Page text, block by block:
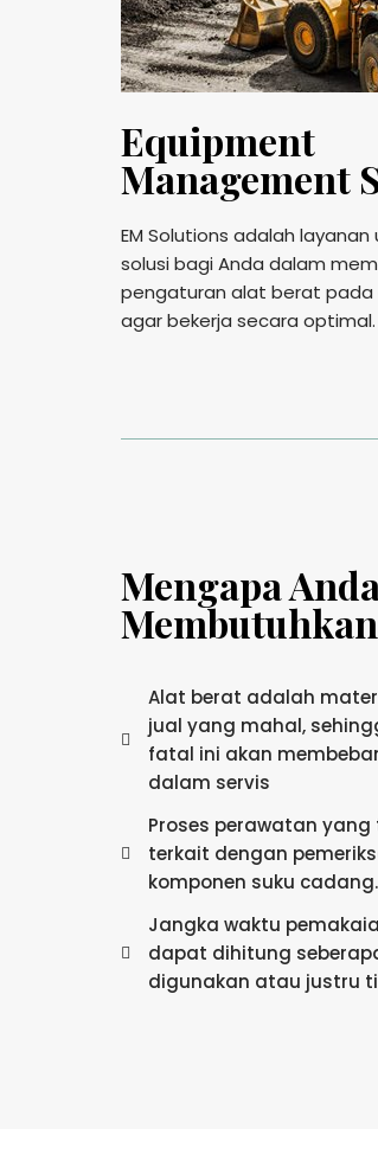
Equipment
Management
EM Solutions adalah
solusi bagi Anda dalam
pengaturan alat berat pada
agar bekerja secara optimal.
Mengapa
Alat berat adalah
jual yang mahal,
fatal ini akan
dalam servis
Proses perawatan
terkait dengan
komponen suku cadang.
Jangka waktu
dapat dihitung
digunakan atau justru